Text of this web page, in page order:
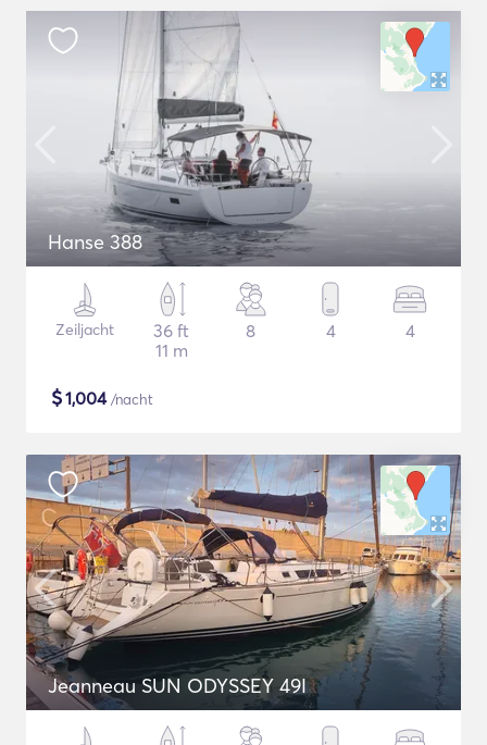
Hanse 388
Zeiljacht
36 ft
11 m
8 4 4
$1,004/nacht
Jeanneau SUN ODYSSEY 49I